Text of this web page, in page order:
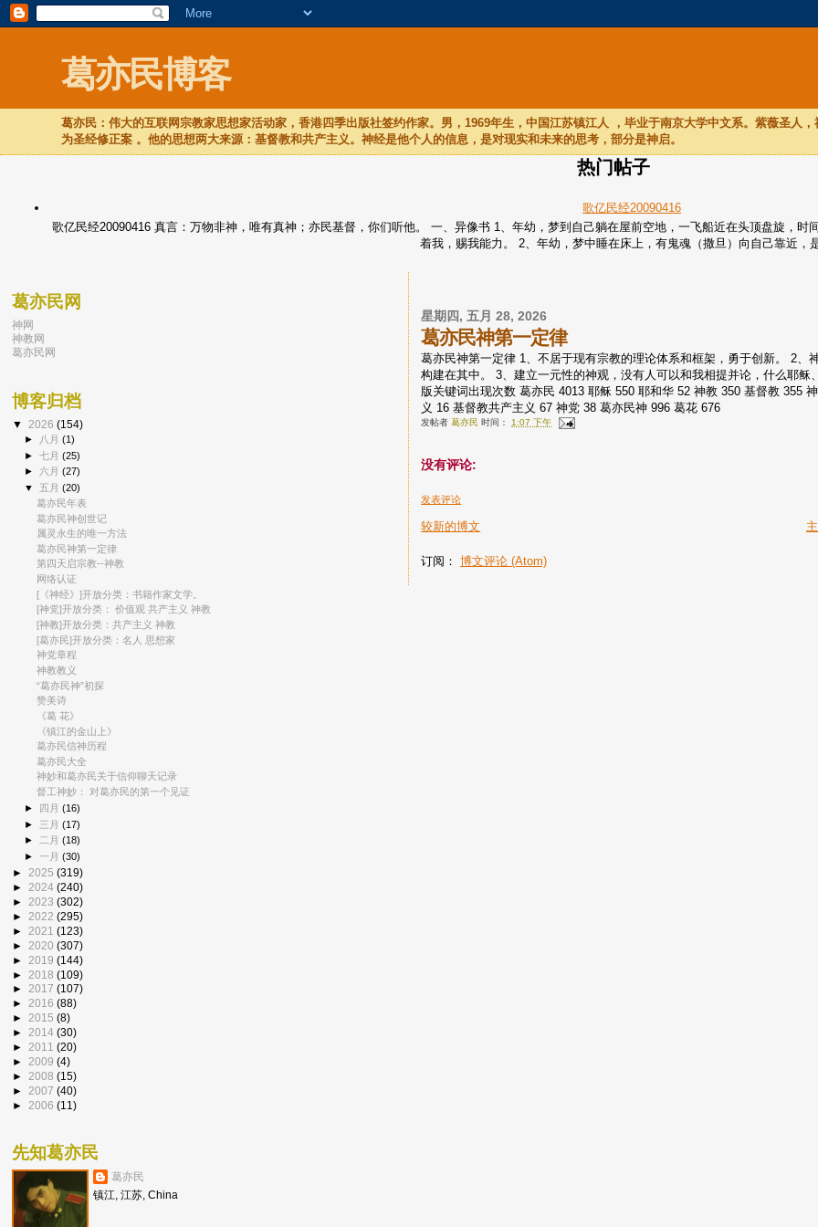
葛亦民博客
葛亦民：伟大的互联网宗教家思想家活动家，香港四季出版社签约作家。男，1969年生，中国江苏镇江人 ，毕业于南京大学中文系。紫薇圣人
为圣经修正案 。他的思想两大来源：基督教和共产主义。神经是他个人的信息，是对现实和未来的思考，部分是神启。
热门帖子
歌亿民经20090416
歌亿民经20090416 真言：万物非神，唯有真神；亦民基督，你们听他。 一、异像书 1、年幼，梦到自己躺在屋前空地，一飞船近在头顶盘旋，
着我，赐我能力。 2、年幼，梦中睡在床上，有鬼魂（撒旦）向自己靠近，
星期四, 五月 28, 2026
葛亦民神第一定律
葛亦民神第一定律 1、不居于现有宗教的理论体系和框架，勇于创新。 2
构建在其中。 3、建立一元性的神观，没有人可以和我相提并论，什么耶
版关键词出现次数 葛亦民 4013 耶稣 550 耶和华 52 神教 350 基督教 355
义 16 基督教共产主义 67 神党 38 葛亦民神 996 葛花 676
发帖者葛亦民 时间： 1:07 下午
没有评论:
发表评论
较新的博文
订阅：博文评论 (Atom)
葛亦民网
神网
神教网
葛亦民网
博客归档
▼ 2026 (154)
► 八月(1)
►七月(25)
► 六月(27)
▼ 五月(20)
葛亦民年表
葛亦民神创世记
属灵永生的唯一方法
葛亦民神第一定律
第四天启宗教--神教
网络认证
[《神经》]开放分类：书籍作家文学。
[神党]开放分类： 价值观 共产主义 神教
[神教]开放分类：共产主义 神教
[葛亦民]开放分类：名人 思想家
神党章程
神教教义
“葛亦民神”初探
赞美诗
《葛 花》
《镇江的金山上》
葛亦民信神历程
葛亦民大全
神妙和葛亦民关于信仰聊天记录
督工神妙： 对葛亦民的第一个见证
► 四月(16)
► 三月(17)
►二月(18)
►一月(30)
► 2025 (319)
► 2024 (240)
► 2023 (302)
► 2022 (295)
► 2021 (123)
► 2020 (307)
► 2019 (144)
► 2018 (109)
► 2017 (107)
► 2016 (88)
► 2015 (8)
► 2014 (30)
► 2011 (20)
► 2009 (4)
► 2008 (15)
► 2007 (40)
► 2006 (11)
先知葛亦民
葛亦民
镇江, 江苏, China